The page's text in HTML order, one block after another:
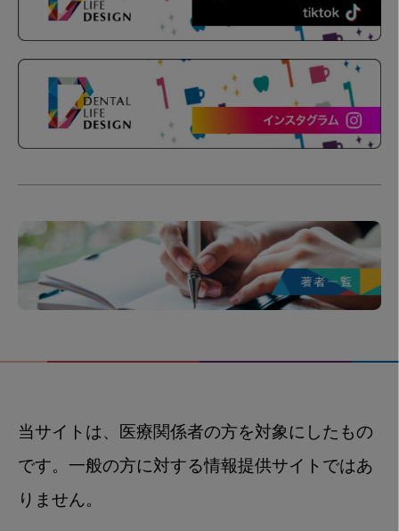
当サイトは、医療関係者の方を対象にしたもの
です。一般の方に対する情報提供サイトではあ
りません。